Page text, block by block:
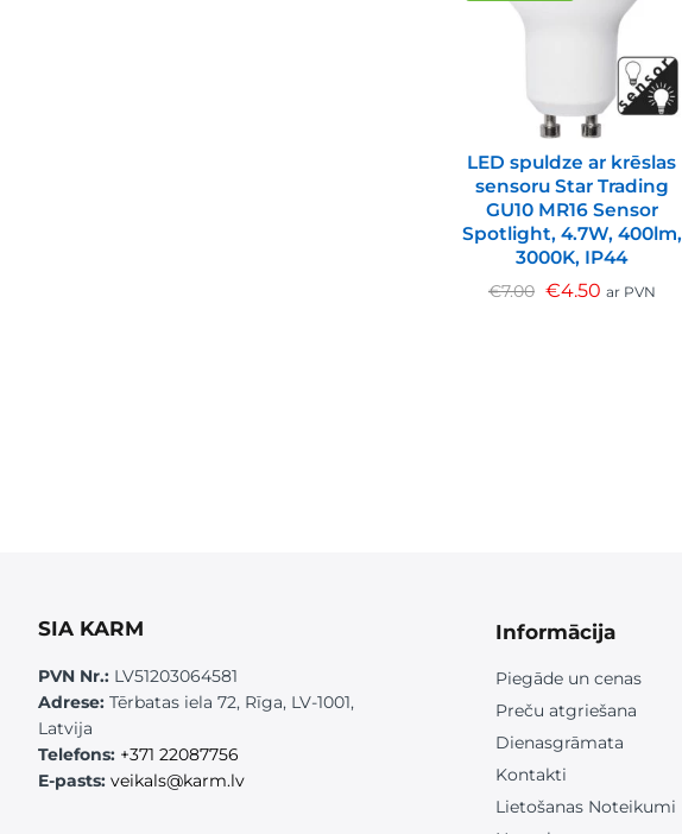
LED spuldze ar krēslas
sensoru Star Trading
GU10 MR16 Sensor
Spotlight, 4.7W, 400lm,
3000K, IP44
€7.00 €4.50 ar PVN
SIA KARM
PVN Nr.:LV51203064581
Adrese:Tērbatas iela 72, Rīga, LV-1001,
Latvija
Telefons: +371 22087756
E-pasts: veikals@karm.lv
Informācija
Piegāde un cenas
Preču atgriešana
Dienasgrāmata
Kontakti
Lietošanas Noteikumi